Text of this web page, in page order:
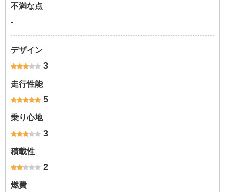
不満な点
-
デザイン
3
走行性能
5
乗り心地
3
積載性
2
燃費